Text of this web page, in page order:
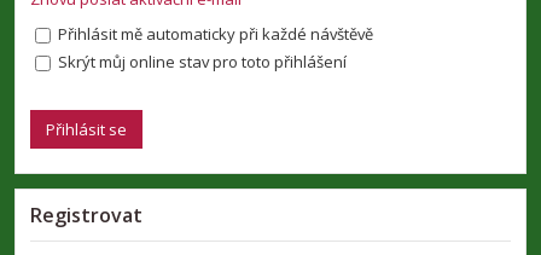
Přihlásit mě automaticky při každé návštěvě
Skrýt můj online stav pro toto přihlášení
Registrovat